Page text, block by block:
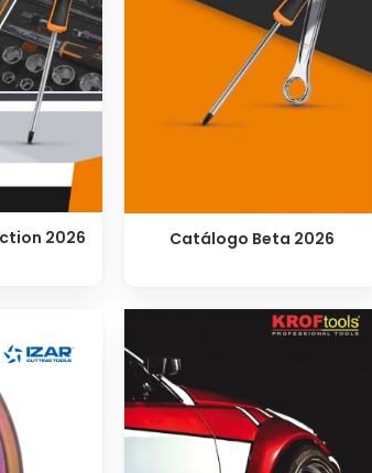
2026 Catálogo Beta 2026